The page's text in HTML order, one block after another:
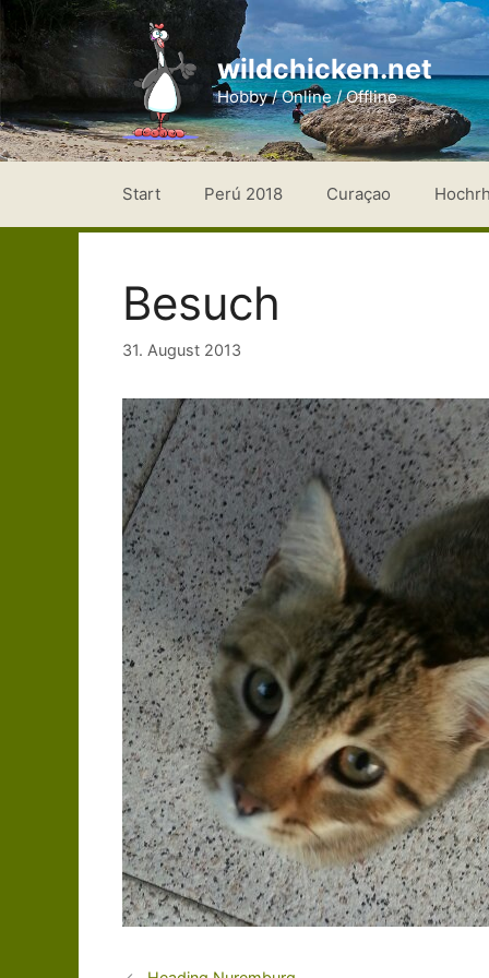
Zum
Inhalt
springen
wildchicken.net
Hobby / Online / Offline
Start Perú 2018 Curaçao
Besuch
31. August 2013